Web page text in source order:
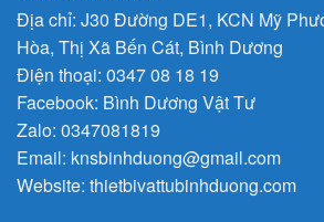
Địa chỉ: J30 Đường DE1, KCN Mỹ
Hòa, Thị Xã Bến Cát, Bình Dương
Điện thoại: 0347 08 18 19
Facebook: Bình Dương Vật Tư
Zalo: 0347081819
Email: knsbinhduong@gmail.com
Website: thietbivattubinhduong.com